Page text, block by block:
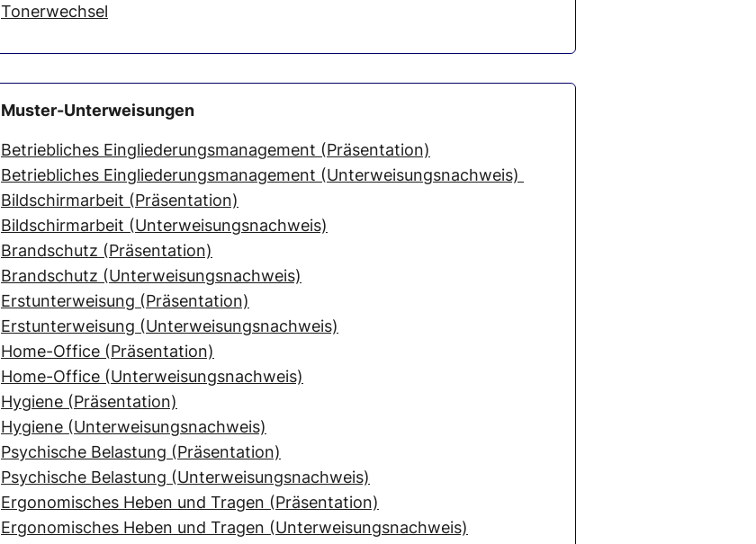
Tonerwechsel
Muster-Unterweisungen
Betriebliches Eingliederungsmanagement (Präsentation)
Betriebliches Eingliederungsmanagement (Unterweisungsnachweis)
Bildschirmarbeit (Präsentation)
Bildschirmarbeit (Unterweisungsnachweis)
Brandschutz (Präsentation)
Brandschutz (Unterweisungsnachweis)
Erstunterweisung (Präsentation)
Erstunterweisung (Unterweisungsnachweis)
Home-Office (Präsentation)
Home-Office (Unterweisungsnachweis)
Hygiene (Präsentation)
Hygiene (Unterweisungsnachweis)
Psychische Belastung (Präsentation)
Psychische Belastung (Unterweisungsnachweis)
Ergonomisches Heben und Tragen (Präsentation)
Ergonomisches Heben und Tragen (Unterweisungsnachweis)